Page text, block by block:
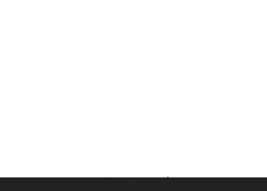
سامانه مدیریت نشریات علمی.طراحی و پیاده سازی از